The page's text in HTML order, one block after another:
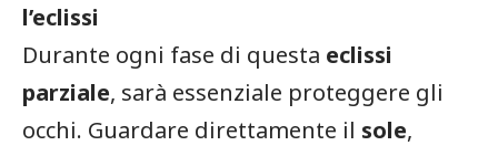
l’eclissi
Durante ogni fase di questa eclissi
parziale, sarà essenziale proteggere gli
occhi. Guardare direttamente il sole,